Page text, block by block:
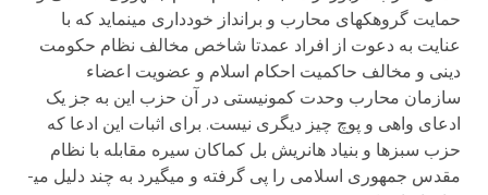
حمایت گروهکهای محارب و برانداز خودداری می­نماید که با
عنایت به دعوت از افراد عمدتا شاخص مخالف نظام حکومت
دینی و مخالف حاکمیت احکام اسلام و عضویت اعضاء
سازمان محارب وحدت کمونیستی در آن حزب این به جز یک
ادعای واهی و پوچ چیز دیگری نیست. برای اثبات این ادعا که
حزب سبزها و بنیاد هانریش بل کماکان سیره مقابله با نظام
مقدس جمهوری اسلامی را پی گرفته و می­گیرد به چند دلیل می­